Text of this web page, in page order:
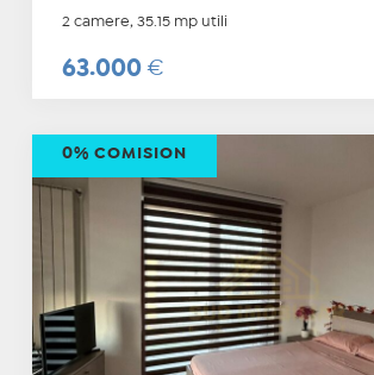
2 camere, 35.15 mp utili
63.000 €
0% COMISION